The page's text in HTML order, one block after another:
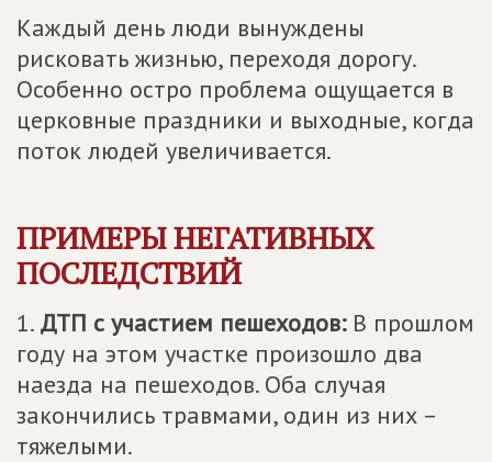
Каждый день люди вынуждены
рисковать жизнью, переходя дорогу.
Особенно остро проблема ощущается в
церковные праздники и выходные, когда
поток людей увеличивается.
ПРИМЕРЫ НЕГАТИВНЫХ
ПОСЛЕДСТВИЙ
1. ДТП с участием пешеходов:В прошлом
году на этом участке произошло два
наезда на пешеходов. Оба случая
закончились травмами, один из них –
тяжелыми.